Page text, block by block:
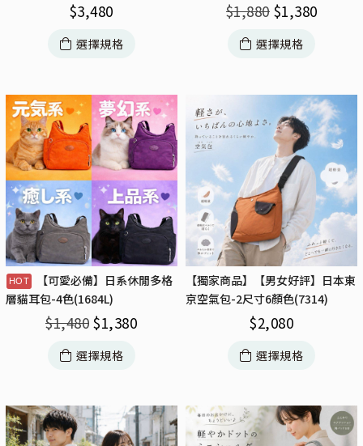
$3,480
選擇規格
$1,880 $1,380
選擇規格
【可愛必備】日系休閒多格
層貓耳包-4色(1684L)
$1,480 $1,380
選擇規格
【獨家商品】【男女好評】日本東
京空氣包-2尺寸6顏色(7314)
$2,080
選擇規格